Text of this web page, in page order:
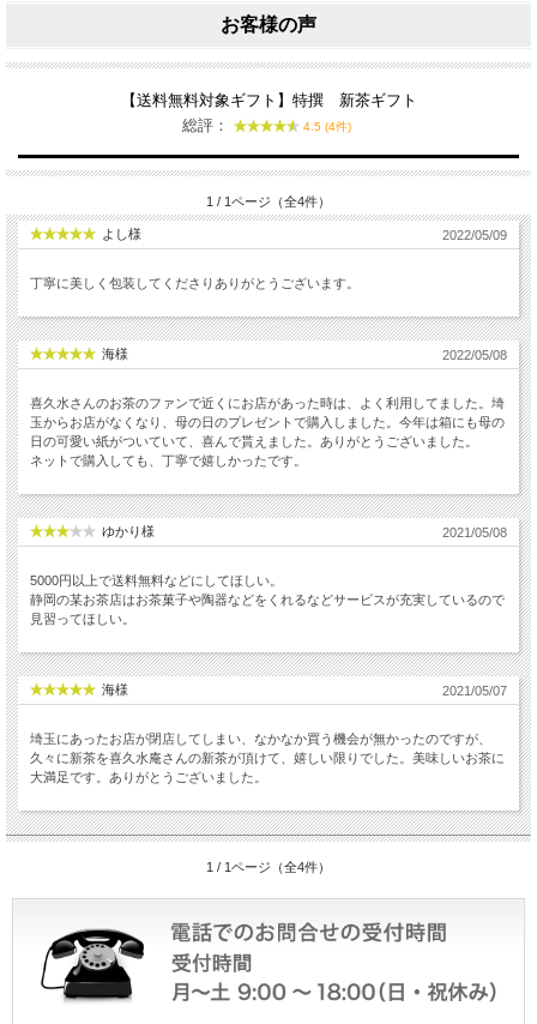
お客様の声
【送料無料対象ギフト】特撰 新茶ギフト
総評：
4.5 (4件)
1 / 1ページ（全4件）
よし様 2022/05/09
丁寧に美しく包装してくださりありがとうございます。
海様 2022/05/08
喜久水さんのお茶のファンで近くにお店があった時は、よく利用してました。埼
玉からお店がなくなり、母の日のプレゼントで購入しました。今年は箱にも母の
日の可愛い紙がついていて、喜んで貰えました。ありがとうございました。
ネットで購入しても、丁寧で嬉しかったです。
ゆかり様 2021/05/08
5000円以上で送料無料などにしてほしい。
静岡の某お茶店はお茶菓子や陶器などをくれるなどサービスが充実しているので
見習ってほしい。
海様 2021/05/07
埼玉にあったお店が閉店してしまい、なかなか買う機会が無かったのですが、
久々に新茶を喜久水庵さんの新茶が頂けて、嬉しい限りでした。美味しいお茶に
大満足です。ありがとうございました。
1 / 1ページ（全4件）